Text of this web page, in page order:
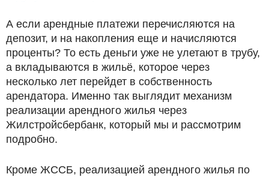
А если арендные платежи перечисляются на
депозит, и на накопления еще и начисляются
проценты? То есть деньги уже не улетают в трубу,
а вкладываются в жильё, которое через
несколько лет перейдет в собственность
арендатора. Именно так выглядит механизм
реализации арендного жилья через
Жилстройсбербанк, который мы и рассмотрим
подробно.
Кроме ЖССБ, реализацией арендного жилья по